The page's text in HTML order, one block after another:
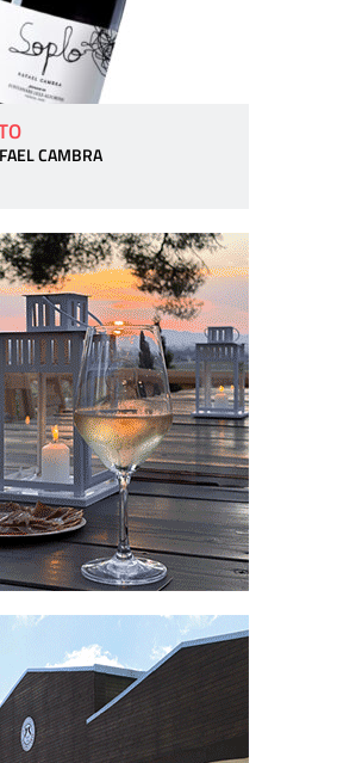
CAMBRA